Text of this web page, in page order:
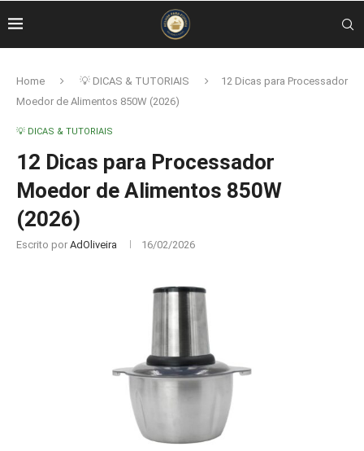
Home 💡 DICAS & TUTORIAIS
12 Dicas para Processador
Moedor de Alimentos 850W (2026)
💡 DICAS & TUTORIAIS
12 Dicas para Processador
Moedor de Alimentos 850W
(2026)
Escrito por AdOliveira 16/02/2026